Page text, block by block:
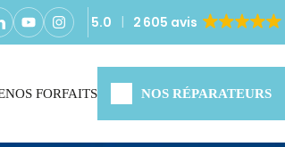
5.0 2 605 avis
NOS FORFAITS NOS RÉPARATEURS